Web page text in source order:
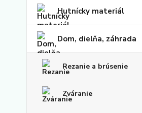
Hutnícky materiál
Dom, dielňa, záhrada
Rezanie a brúsenie
Zváranie